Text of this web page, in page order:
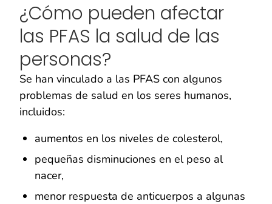
¿Cómo pueden afectar
las PFAS la salud de las
personas?
Se han vinculado a las PFAS con algunos
problemas de salud en los seres humanos,
incluidos:
aumentos en los niveles de colesterol,
pequeñas disminuciones en el peso al
nacer,
menor respuesta de anticuerpos a algunas